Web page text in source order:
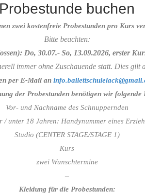
Probestunde buchen
zwei kostenfreie Probestunden pro Kurs
Bitte beachten:
Do, 30.07.- So, 13.09.2026, erster
immer ohne Zuschauende statt. Dies gilt
per E-Mail an
der Probestunden benötigen wir folgende
Vor- und Nachname des Schnuppernden
/ unter 18 Jahren: Handynummer eines
Studio (CENTER STAGE/STAGE 1)
Kurs
zwei Wunschtermine
–
Kleidung für die Probestunden: